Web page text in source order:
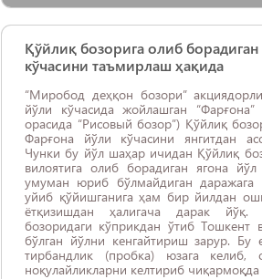
Қўйлиқ бозорига олиб
кўчасини таъмирлаш ҳақида
“Миробод деҳқон бозори”
йўли кўчасида жойлашган “Фарғона”
орасида “Рисовый бозор”) Қўйлиқ
Фарғона йўли кўчасини янгитдан
Чунки бу йўл шаҳар ичидан Қўйлиқ
вилоятига олиб борадиган ягона
умуман юриб бўлмайдиган даражага
уйиб қўйишганига ҳам бир йилдан
ётқизишдан ҳалигача дарак йўқ.
бозоридаги кўприкдан ўтиб Тошкент
бўлган йўлни кенгайтириш зарур. Бу
тирбандлик (пробка) юзага келиб,
ноқулайликларни келтириб чиқармоқда